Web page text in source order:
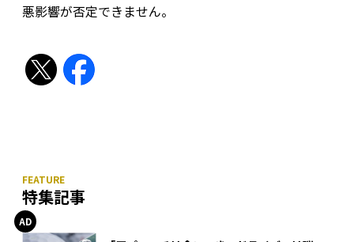
悪影響が否定できません。
特集記事